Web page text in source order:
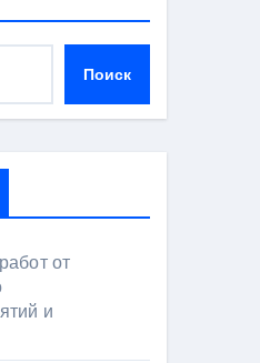
Поиск
от
и